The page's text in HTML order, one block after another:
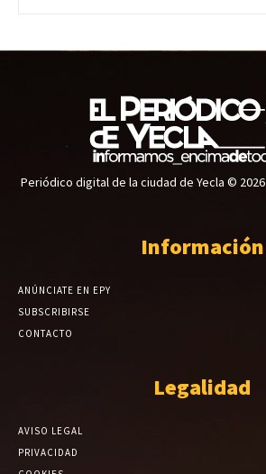
Periódico digital de la ciudad de Yecla © 2026
Información
ANÚNCIATE EN EPY
SUBSCRIBIRSE
CONTACTO
Legalidad
AVISO LEGAL
PRIVACIDAD